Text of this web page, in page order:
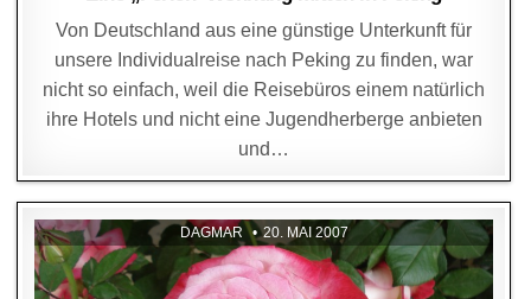
Von Deutschland aus eine günstige Unterkunft für
unsere Individualreise nach Peking zu finden, war
nicht so einfach, weil die Reisebüros einem natürlich
ihre Hotels und nicht eine Jugendherberge anbieten
und…
DAGMAR 20. MAI 2007